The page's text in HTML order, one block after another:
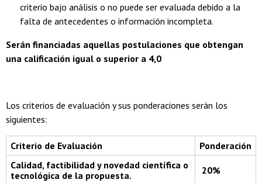
criterio bajo análisis o no puede ser evaluada debido a la
falta de antecedentes o información incompleta.
Serán financiadas aquellas postulaciones que obtengan
una calificación igual o superior a 4,0
Los criterios de evaluación y sus ponderaciones serán los
siguientes:
Criterio de Evaluación
Ponderación
Calidad, factibilidad y novedad científica o
tecnológica de la propuesta.
20%